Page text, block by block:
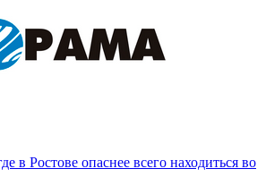
в Ростове опаснее всего находиться во